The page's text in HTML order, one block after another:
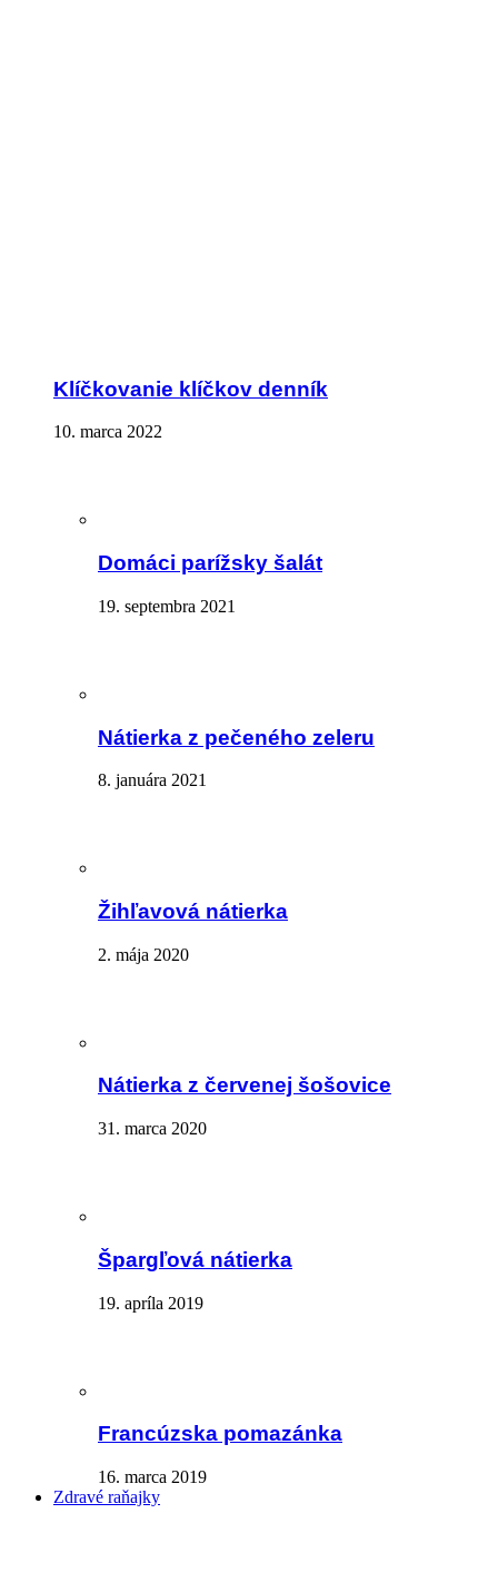
Klíčkovanie klíčkov denník
10. marca 2022
Domáci parížsky šalát
19. septembra 2021
Nátierka z pečeného zeleru
8. januára 2021
Žihľavová nátierka
2. mája 2020
Nátierka z červenej šošovice
31. marca 2020
Špargľová nátierka
19. apríla 2019
Francúzska pomazánka
16. marca 2019
Zdravé raňajky